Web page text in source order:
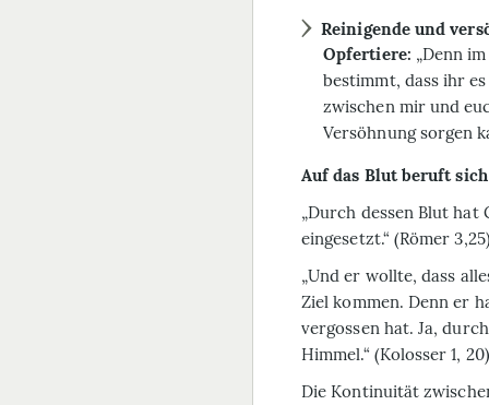
Reinigende und
Opfertiere: „Denn
bestimmt, dass ihr
zwischen mir und
Versöhnung sorgen
Auf das Blut beruft
„Durch dessen Blut hat
eingesetzt.“ (Römer
„Und er wollte, dass
Ziel kommen. Denn er
vergossen hat. Ja,
Himmel.“ (Kolosser 1, 20)
Die Kontinuität